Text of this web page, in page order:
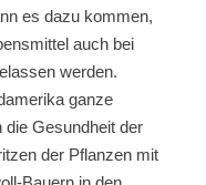
es dazu kommen,
auch bei
werden.
ganze
die Gesundheit der
der Pflanzen mit